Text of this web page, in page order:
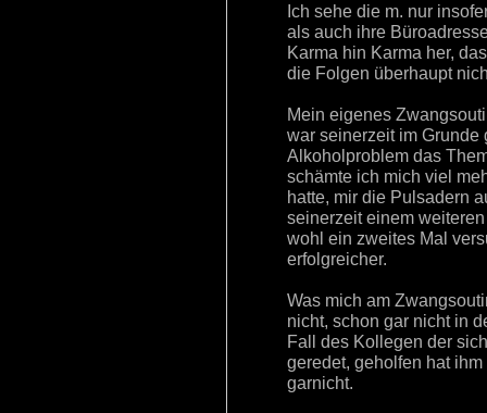
Ich sehe die m. nur
als auch ihre
Karma hin Karma her,
die Folgen überhaupt
Mein eigenes
war seinerzeit im Grunde
Alkoholproblem das
schämte ich mich viel
hatte, mir die Pulsadern
seinerzeit einem
wohl ein zweites Mal
erfolgreicher.
Was mich am
nicht, schon gar nicht in
Fall des Kollegen der
geredet, geholfen hat
garnicht.